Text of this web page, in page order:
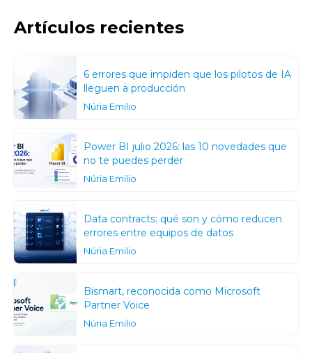
Artículos recientes
6 errores que impiden que los pilotos de IA
lleguen a producción
Núria Emilio
Power BI julio 2026: las 10 novedades que
no te puedes perder
Núria Emilio
Data contracts: qué son y cómo reducen
errores entre equipos de datos
Núria Emilio
Bismart, reconocida como Microsoft
Partner Voice
Núria Emilio